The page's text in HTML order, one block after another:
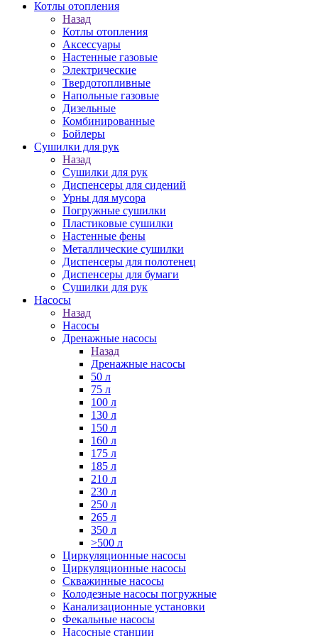
Котлы отопления
Назад
Котлы отопления
Аксессуары
Настенные газовые
Электрические
Твердотопливные
Напольные газовые
Дизельные
Комбинированные
Бойлеры
Сушилки для рук
Назад
Сушилки для рук
Диспенсеры для сидений
Урны для мусора
Погружные сушилки
Пластиковые сушилки
Настенные фены
Металлические сушилки
Диспенсеры для полотенец
Диспенсеры для бумаги
Сушилки для рук
Насосы
Назад
Насосы
Дренажные насосы
Назад
Дренажные насосы
50 л
75 л
100 л
130 л
150 л
160 л
175 л
185 л
210 л
230 л
250 л
265 л
350 л
>500 л
Циркуляционные насосы
Циркуляционные насосы
Скважинные насосы
Колодезные насосы погружные
Канализационные установки
Фекальные насосы
Насосные станции